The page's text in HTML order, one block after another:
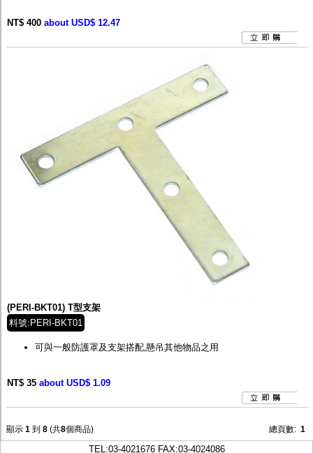
NT$ 400 about USD$ 12.47
(PERI-BKT01) T型支架
料號:PERI-BKT01
可與一般防護罩及支架搭配,懸吊其他物品之用
NT$ 35 about USD$ 1.09
顯示 1 到 8 (共8個商品) 總頁數: 1
TEL:03-4021676FAX:03-4024086